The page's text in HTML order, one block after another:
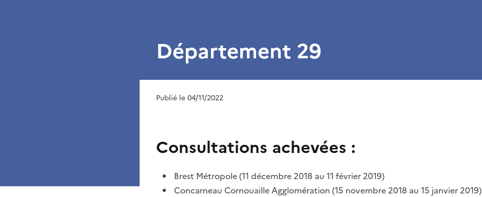
Département 29
Publié le 04/11/2022
Consultations achevées :
Brest Métropole (11 décembre 2018 au 11 février 2019)
Concarneau Cornouaille Agglomération (15 novembre 2018 au 15 janvier 2019)